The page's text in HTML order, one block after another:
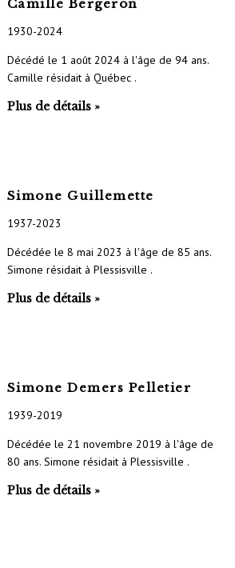
Camille Bergeron
1930-2024
Décédé le 1 août 2024 à l'âge de 94 ans.
Camille résidait à Québec .
Plus de détails »
Simone Guillemette
1937-2023
Décédée le 8 mai 2023 à l'âge de 85 ans.
Simone résidait à Plessisville .
Plus de détails »
Simone Demers Pelletier
1939-2019
Décédée le 21 novembre 2019 à l'âge de
80 ans. Simone résidait à Plessisville .
Plus de détails »